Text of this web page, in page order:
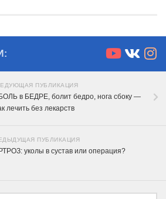
ПУБЛИКАЦИЯ
в БЕДРЕ, болит бедро, нога сбоку —
лечить без лекарств
ПУБЛИКАЦИЯ
уколы в сустав или операция?